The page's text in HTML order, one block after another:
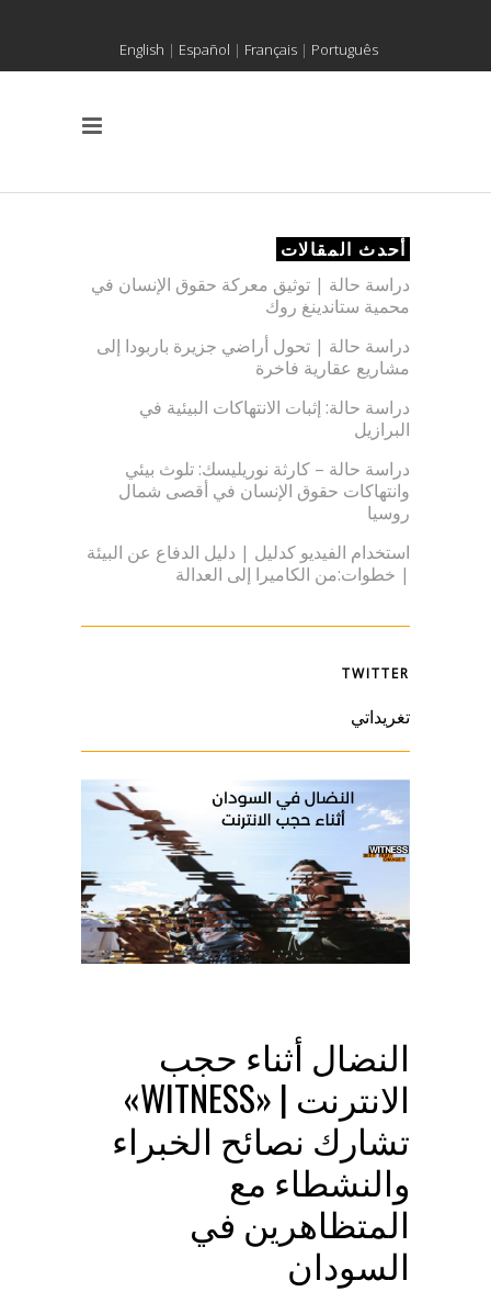
English | Español | Français| Português
أحدث المقالات
دراسة حالة | توثيق معركة حقوق الإنسان في
محمية ستاندينغ روك
دراسة حالة | تحول أراضي جزيرة باربودا إلى
مشاريع عقارية فاخرة
دراسة حالة: إثبات الانتهاكات البيئية في
البرازيل
دراسة حالة – كارثة نوريليسك: تلوث بيئي
وانتهاكات حقوق الإنسان في أقصى شمال
روسيا
استخدام الفيديو كدليل | دليل الدفاع عن البيئة
| خطوات:من الكاميرا إلى العدالة
TWITTER
تغريداتي
النضال أثناء حجب
الانترنت | «WITNESS»
تشارك نصائح الخبراء
والنشطاء مع
المتظاهرين في
السودان